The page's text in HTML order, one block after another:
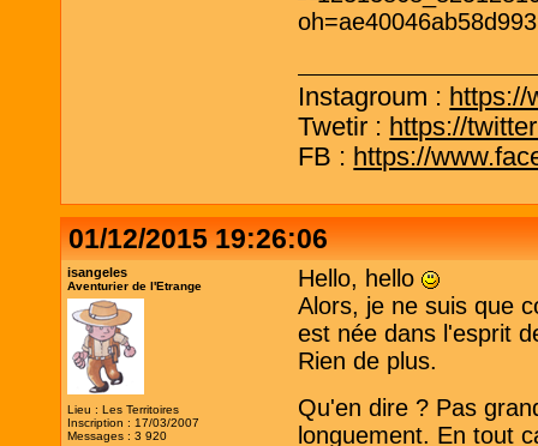
Instagroum : https://
Twetir : https://
FB : https://
01/12/2015 19:26:06
isangeles
Aventurier de l'Etrange
Lieu : Les Territoires
Inscription : 17/03/2007
Messages : 3 920
Hello, hello
Alors, je ne suis que
est née dans l'esprit
Rien de plus.
Qu'en dire ? Pas
longuement. En tout